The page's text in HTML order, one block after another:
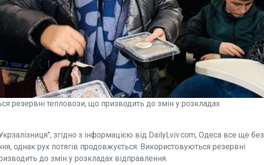
резервні тепловози, що призводить до змін у розкладах
згідно з інформацією від DailyLviv.com, Одеса все ще без
однак рух потягів продовжується. Використовуються резервні
до змін у розкладах відправлення.